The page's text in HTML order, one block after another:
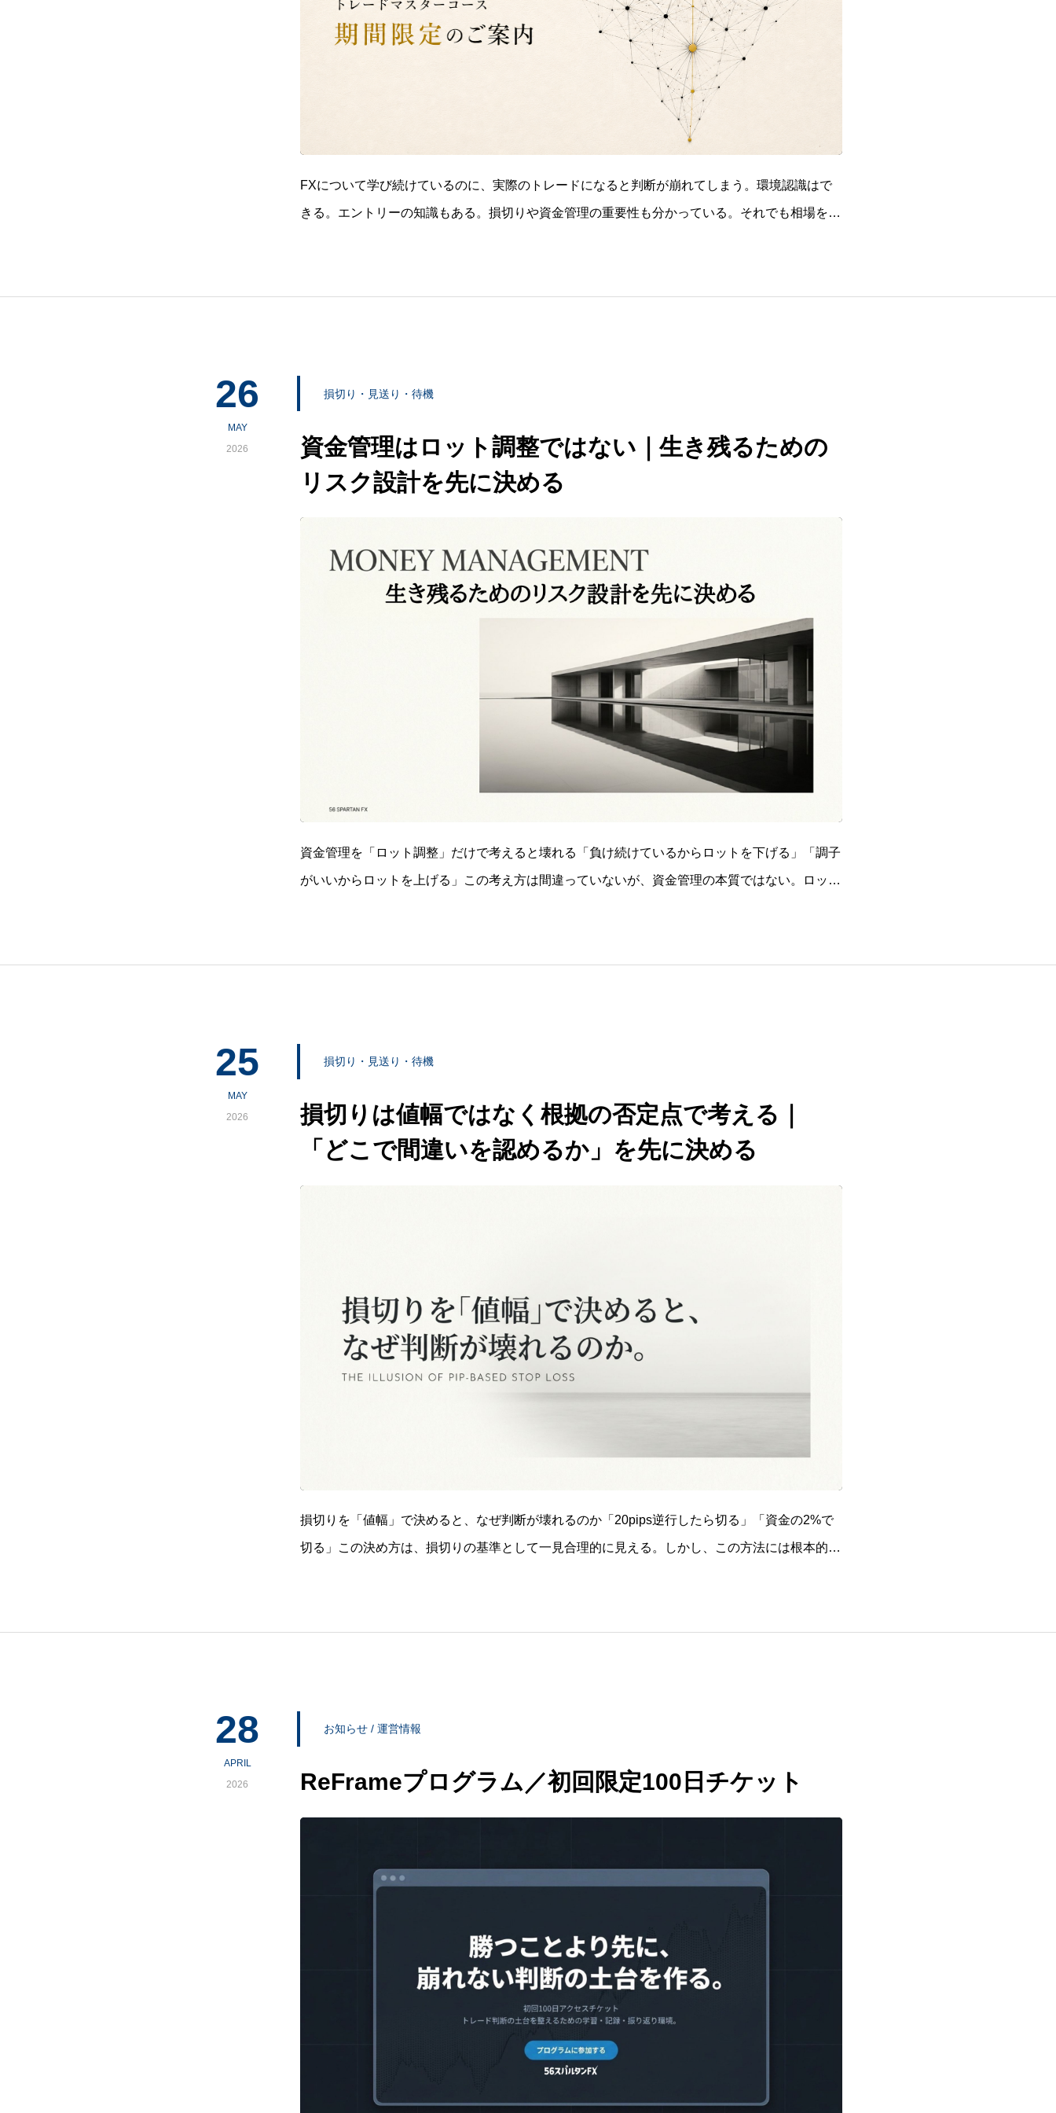
FXについて学び続けているのに、実際のトレードになると判断が崩れてしまう。環境認識はで
きる。エントリーの知識もある。損切りや資金管理の重要性も分かっている。それでも相場を前
26
MAY
2026
損切り・見送り・待機
資金管理はロット調整ではない｜生き残るための
リスク設計を先に決める
資金管理を「ロット調整」だけで考えると壊れる「負け続けているからロットを下げる」「調子
がいいからロットを上げる」この考え方は間違っていないが、資金管理の本質ではない。ロット
25
MAY
2026
損切り・見送り・待機
損切りは値幅ではなく根拠の否定点で考える｜
「どこで間違いを認めるか」を先に決める
損切りを「値幅」で決めると、なぜ判断が壊れるのか「20pips逆行したら切る」「資金の2%で
切る」この決め方は、損切りの基準として一見合理的に見える。しかし、この方法には根本的な
28
APRIL
2026
お知らせ / 運営情報
ReFrameプログラム／初回限定100日チケット